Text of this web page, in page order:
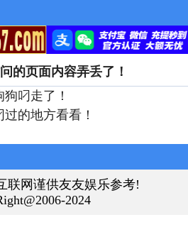
的页面内容弄丢了！
叼走了！
的地方看看！
联网谨供友友娱乐参考!
2024